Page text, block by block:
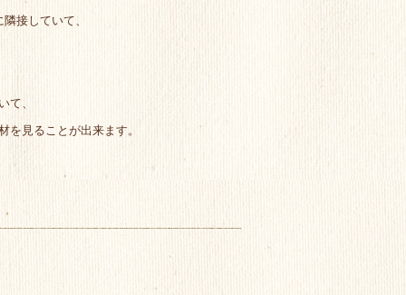
接していて、
て、
見ることが出来ます。